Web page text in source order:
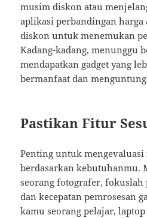
musim diskon atau
aplikasi perbandingan
diskon untuk menemukan
Kadang-kadang, menunggu
mendapatkan gadget yang
bermanfaat dan
Pastikan Fitur
Penting untuk
berdasarkan kebutuhanmu.
seorang fotografer, fokuslah
dan kecepatan pemrosesan
kamu seorang pelajar,